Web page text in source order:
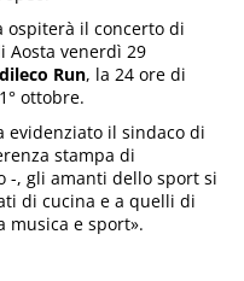
ospiterà il concerto di
Aosta venerdì 29
Run, la 24 ore di
ottobre.
evidenziato il sindaco di
stampa di
-, gli amanti dello sport si
di cucina e a quelli di
musica e sport».